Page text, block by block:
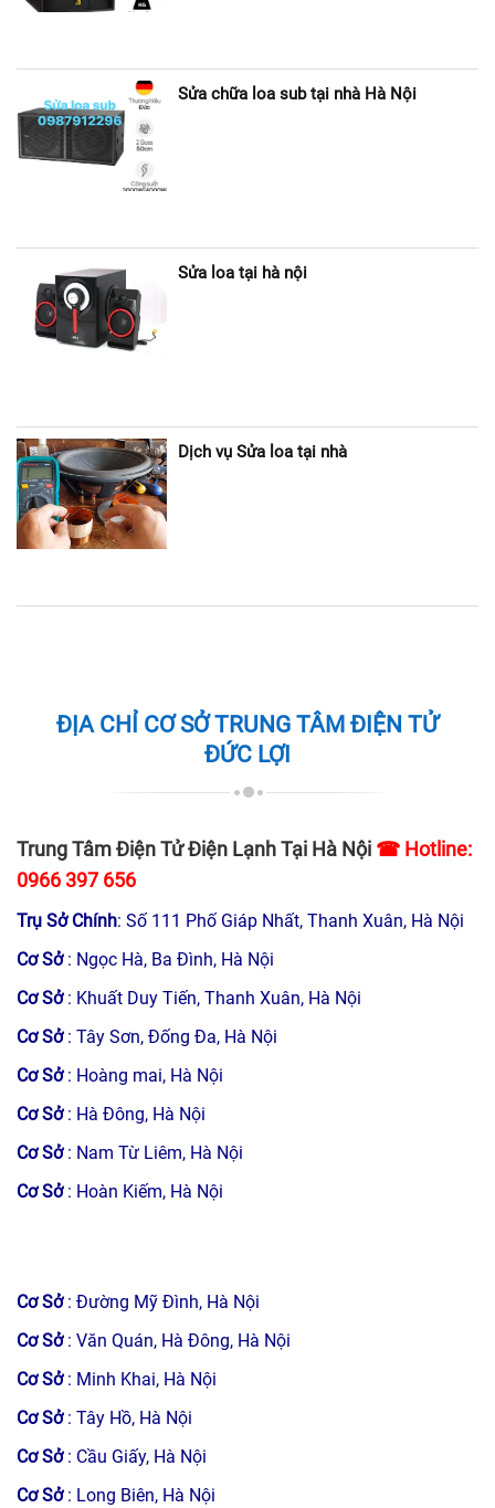
Sửa chữa loa sub tại nhà Hà Nội
Sửa loa tại hà nội
Dịch vụ Sửa loa tại nhà
ĐỊA CHỈ CƠ SỞ TRUNG TÂM ĐIỆN TỬ
ĐỨC LỢI
Trung Tâm Điện Tử Điện Lạnh Tại Hà Nội ☎ Hotline:
0966 397 656
Trụ Sở Chính: Số 111 Phố Giáp Nhất, Thanh Xuân, Hà Nội
Cơ Sở : Ngọc Hà, Ba Đình, Hà Nội
Cơ Sở : Khuất Duy Tiến, Thanh Xuân, Hà Nội
Cơ Sở : Tây Sơn, Đống Đa, Hà Nội
Cơ Sở: Hoàng mai, Hà Nội
Cơ Sở : Hà Đông, Hà Nội
Cơ Sở : Nam Từ Liêm, Hà Nội
Cơ Sở : Hoàn Kiếm, Hà Nội
Cơ Sở : Đường Mỹ Đình, Hà Nội
Cơ Sở : Văn Quán, Hà Đông, Hà Nội
Cơ Sở : Minh Khai, Hà Nội
Cơ Sở : Tây Hồ, Hà Nội
Cơ Sở: Cầu Giấy, Hà Nội
Cơ Sở : Long Biên, Hà Nội